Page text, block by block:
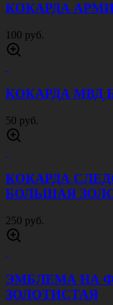
КОКАРДА
100 руб.
КОКАРДА МВД
50 руб.
КОКАРДА
БОЛЬШАЯ
250 руб.
ЭМБЛЕМА НА
ЗОЛОТИСТАЯ